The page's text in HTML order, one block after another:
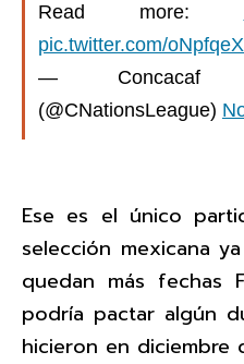
Read more:
pic.twitter.com/
— Concacaf
(@CNationsLeague)
Ese es el único
selección mexicana
quedan más fechas
podría pactar algún
hicieron en diciembre